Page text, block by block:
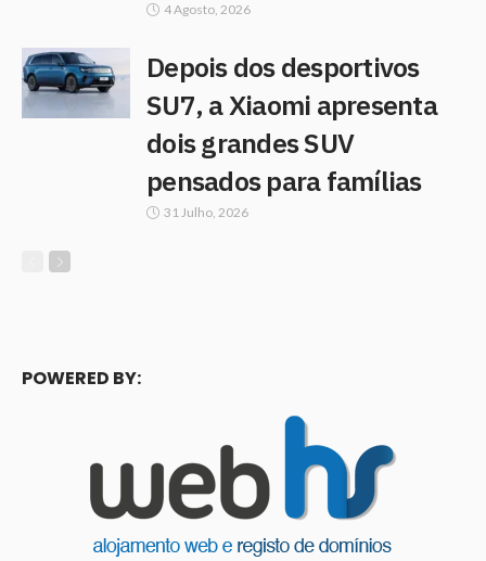
4 Agosto, 2026
Depois dos desportivos
SU7, a Xiaomi apresenta
dois grandes SUV
pensados para famílias
31 Julho, 2026
POWERED BY: